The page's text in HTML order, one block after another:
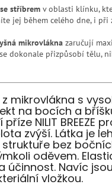
stříbrem v oblasti klínku,
jej během celého dne, i při
mikrovlákna zaručují
dokonale přizpůsobí tělu,
mikrovlákna s
na bocích a
NILIT BREEZE
zvýší. Látka je
bez
oděvem.
účinnost. Navíc
vložkou.